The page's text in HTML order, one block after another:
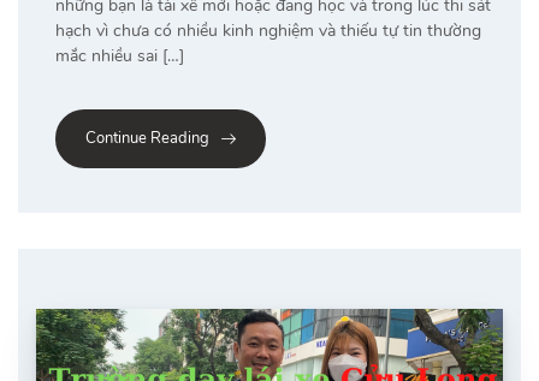
những bạn là tài xế mới hoặc đang học và trong lúc thi sát
hạch vì chưa có nhiều kinh nghiệm và thiếu tự tin thường
mắc nhiều sai […]
Continue Reading